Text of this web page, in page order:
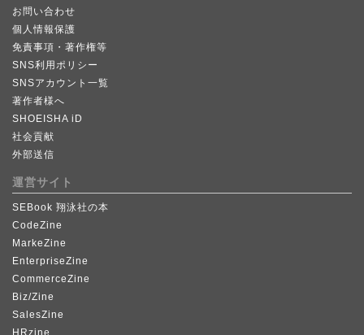
お問い合わせ
個人情報保護
免責事項・著作権等
SNS利用ポリシー
SNSアカウント一覧
著作者様へ
SHOEISHA iD
社会貢献
外部送信
運営サイト
SEBook 翔泳社の本
CodeZine
MarkeZine
EnterpriseZine
CommerceZine
Biz/Zine
SalesZine
HRzine